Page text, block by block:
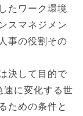
たワーク環境
スマネジメン
事の役割その
決して目的で
速に変化する世
ための条件と